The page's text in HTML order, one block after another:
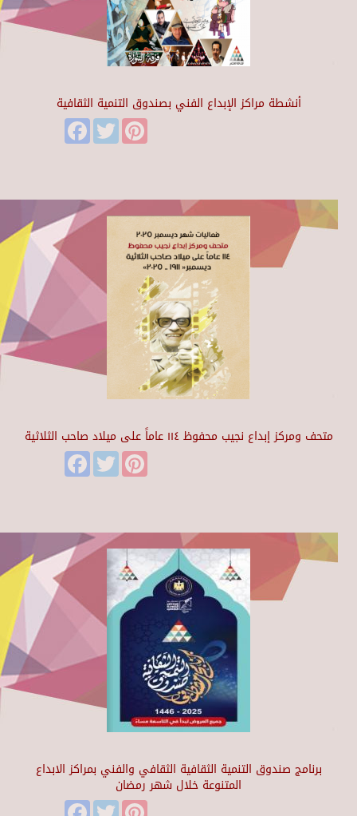
أنشطة مراكز الإبداع الفني بصندوق التنمية الثقافية
FacebookTwitter
متحف ومركز إبداع نجيب محفوظ ١١٤ عاماً على ميلاد صاحب الثلاثية
FacebookTwitter
برنامج صندوق التنمية الثقافية الثقافي والفني بمراكز الابداع
المتنوعة خلال شهر رمضان
FacebookTwitter